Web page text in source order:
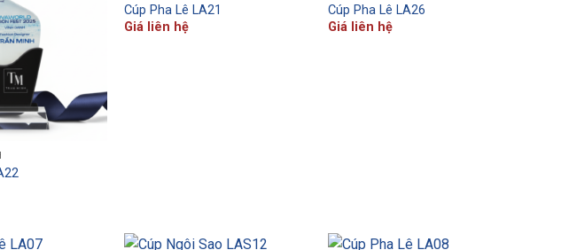
Cúp Pha Lê LA21
Giá liên hệ
Cúp Pha Lê LA26
Giá liên hệ